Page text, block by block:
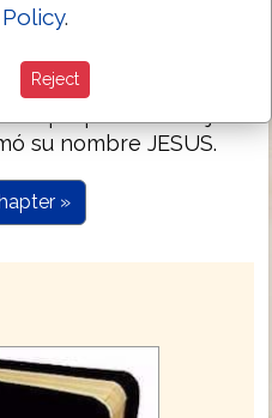
del sueño, hizo como
su nombre JESUS.
»
.
Reject